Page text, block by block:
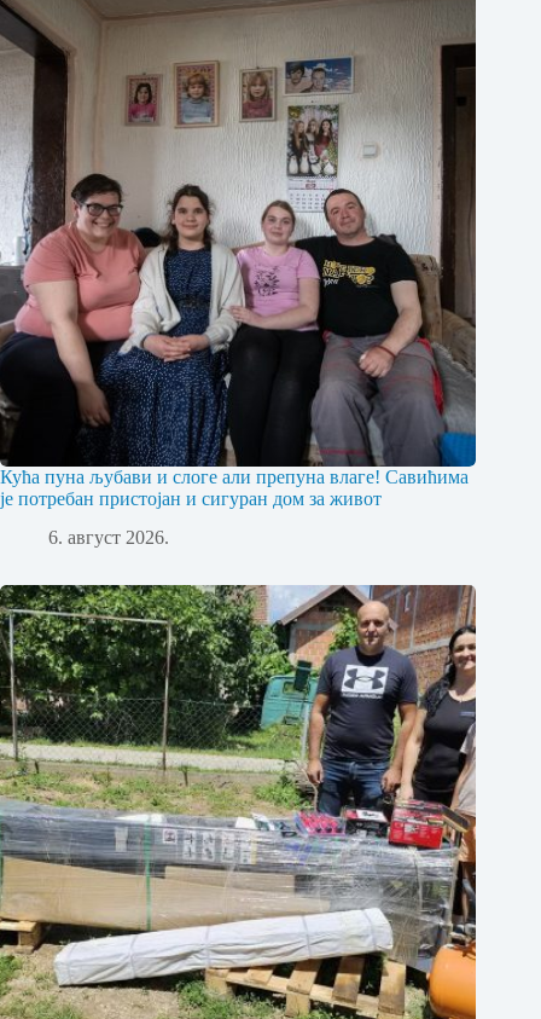
Кућа пуна љубави и слоге али препуна влаге! Савићима
је потребан пристојан и сигуран дом за живот
6. август 2026.